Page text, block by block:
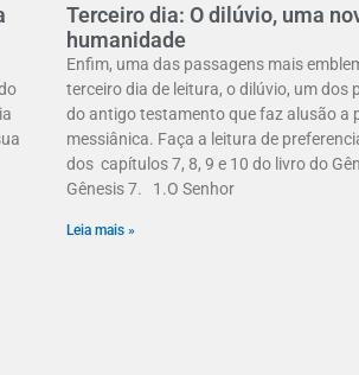
Terceiro dia: O dilúvio, uma
humanidade
Enfim, uma das passagens mais
terceiro dia de leitura, o dilúvio, um dos
do antigo testamento que faz alusão a
messiânica. Faça a leitura de
dos capítulos 7, 8, 9 e 10 do livro do
Gênesis 7. 1.O Senhor
Leia mais »